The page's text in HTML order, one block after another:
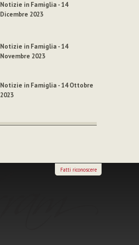
Notizie in Famiglia - 14
Dicembre 2023
Notizie in Famiglia - 14
Novembre 2023
Notizie in Famiglia - 14 Ottobre
2023
Fatti riconoscere